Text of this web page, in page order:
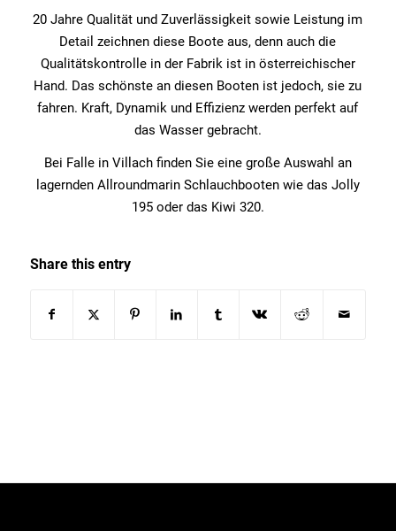
20 Jahre Qualität und Zuverlässigkeit sowie Leistung im
Detail zeichnen diese Boote aus, denn auch die
Qualitätskontrolle in der Fabrik ist in österreichischer
Hand. Das schönste an diesen Booten ist jedoch, sie zu
fahren. Kraft, Dynamik und Effizienz werden perfekt auf
das Wasser gebracht.
Bei Falle in Villach finden Sie eine große Auswahl an
lagernden Allroundmarin Schlauchbooten wie das Jolly
195 oder das Kiwi 320.
Share this entry